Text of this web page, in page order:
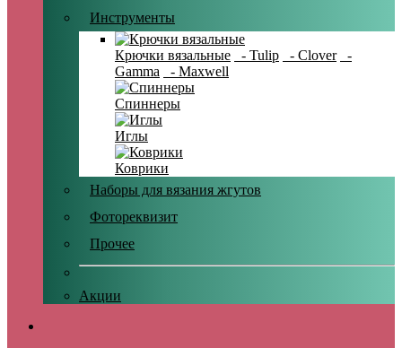
Инструменты
Крючки вязальные - Tulip - Clover
-
Gamma
- Maxwell
Спиннеры
Иглы
Коврики
Наборы для вязания жгутов
Фотореквизит
Прочее
Акции